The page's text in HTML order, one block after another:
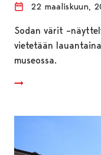
22 maaliskuun,
Sodan värit
vietetään
museossa.